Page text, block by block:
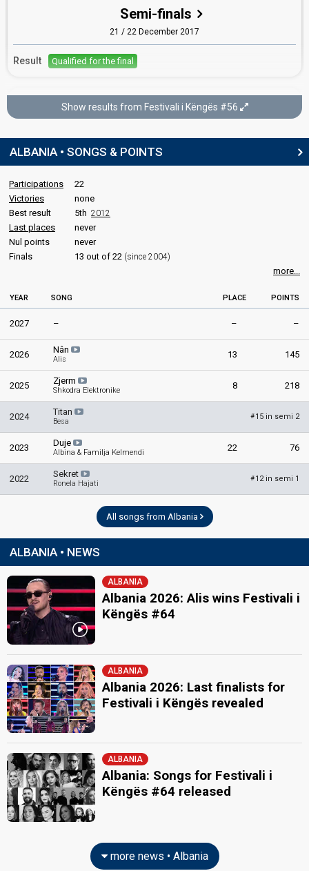
: spokesperson, commentator
: spokesperson, commentator
: spokesperson, commentator
COMMENTATOR
Ben Andoni
Bojken Lako
Elton Deda
Kamela Islamaj
Albania 2022
Rosela Gjylbegu
Albania 2004:The Image Of You(backing)
Semi-finals
21 / 22 December 2017
Result Qualified for the final
Festivali i Këngës #56
Final
23 December 2017
Place Winner
Show results from Festivali i Këngës #56
ALBANIA • SONGS & POINTS
Participations
22
Victories
none
Best result
5th 2012
Last places
never
Nul points
never
Finals
13 out of 22 (since 2004)
more...
YEAR SONG PLACE POINTS
2027 – – –
2026 Nân
Alis 13 145
2025 Zjerm
Shkodra Elektronike 8 218
2024 Titan
Besa
#15 in semi 2
2023 Duje
Albina & Familja Kelmendi 22 76
2022 Sekret
Ronela Hajati
#12 in semi 1
All songs from Albania
ALBANIA • NEWS
ALBANIA
Albania 2026: Alis wins Festivali i
Këngës #64
ALBANIA
Albania 2026: Last finalists for
Festivali i Këngës revealed
ALBANIA
Albania: Songs for Festivali i
Këngës #64 released
more news • Albania